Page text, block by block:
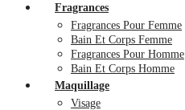
Fragrances
Fragrances Pour Femme
Bain Et Corps Femme
Fragrances Pour Homme
Bain Et Corps Homme
Maquillage
Visage